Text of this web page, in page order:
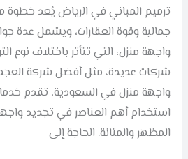
ترميم المباني في الرياض يُعد
جمالية وقوة العقارات، ويشمل عدة
واجهة منزل، التي تتأثر باختلاف نوع
واجهة منزل في السعودية، تقدم
استخدام أهم العناصر في تجديد
المظهر والمتانة. الحاجة إلى
|
0504599770